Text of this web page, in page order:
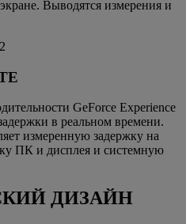
Выводятся измерения и
GeForce Experience
в реальном времени.
измеренную задержку на
ПК и дисплея и системную
ДИЗАЙН